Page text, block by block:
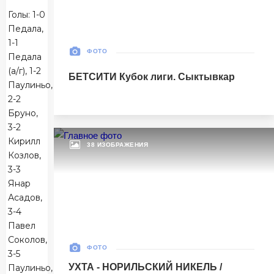
Голы: 1-0
Педала,
1-1
Педала
(а/г), 1-2
Паулиньо,
2-2
Бруно,
3-2
Кирилл
Козлов,
3-3
Янар
Асадов,
3-4
Павел
Соколов,
3-5
Паулиньо,
30 Мая 2026
5
1
БЕТСИТИ Суперлига, Финал
«Центральный». Тюмень
ФОТО
БЕТСИТИ Кубок лиги. Сыктывкар
38 ИЗОБРАЖЕНИЯ
ФОТО
УХТА - НОРИЛЬСКИЙ НИКЕЛЬ /